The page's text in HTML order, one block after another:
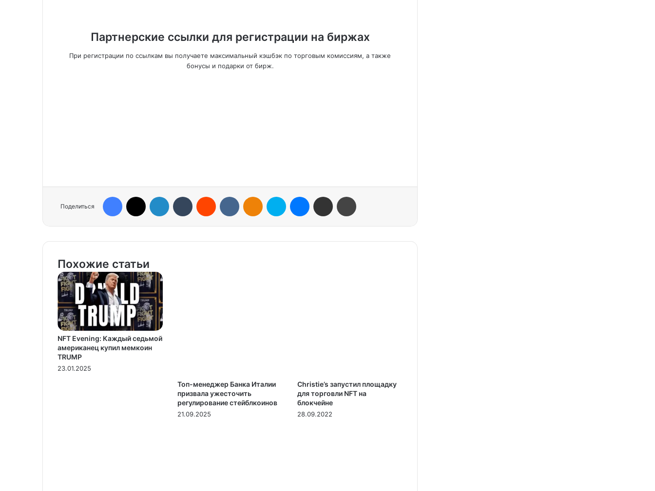
Партнерские ссылки для регистрации на биржах
При регистрации по ссылкам вы получаете максимальный кэшбэк по торговым комиссиям, а также
бонусы и подарки от бирж.
Поделиться
Похожие статьи
NFT Evening: Каждый седьмой
американец купил мемкоин
TRUMP
23.01.2025
Топ-менеджер Банка Италии
призвала ужесточить
регулирование стейблкоинов
21.09.2025
Christie’s запустил площадку
для торговли NFT на
блокчейне
28.09.2022